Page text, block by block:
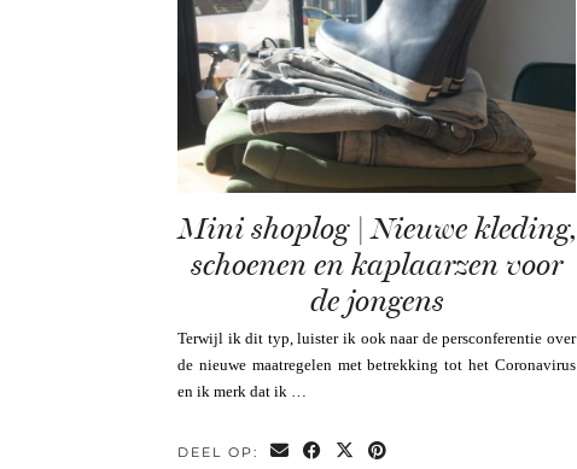
Mini shoplog | Nieuwe kleding,
schoenen en kaplaarzen voor
de jongens
Terwijl ik dit typ, luister ik ook naar de persconferentie over
de nieuwe maatregelen met betrekking tot het Coronavirus
en ik merk dat ik …
DEEL OP: